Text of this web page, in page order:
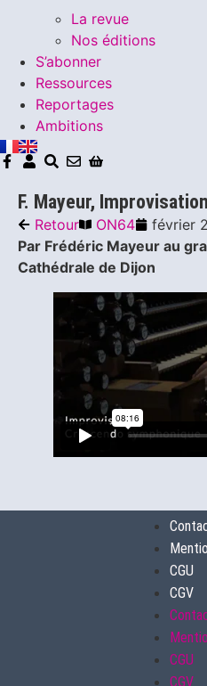
La revue
Nos éditions
S’abonner
Ressources
Reportages
Ambitions
F. Mayeur,
Retour ON64 février
Par Frédéric Mayeur au
Cathédrale de Dijon
CGU
CGV
CGU
CGV